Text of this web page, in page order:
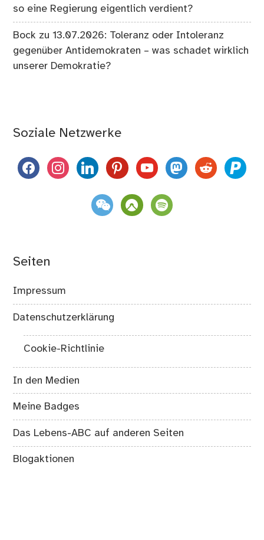
so eine Regierung eigentlich verdient?
Bock zu13.07.2026: Toleranz oder Intoleranz
gegenüber Antidemokraten – was schadet wirklich
unserer Demokratie?
Soziale Netzwerke
facebookinstagramlinkedinpinterestyoutubemastodon
reddit paypal
weixin komootspotify
Seiten
Impressum
Datenschutzerklärung
Cookie-Richtlinie
In den Medien
Meine Badges
Das Lebens-ABC auf anderen Seiten
Blogaktionen